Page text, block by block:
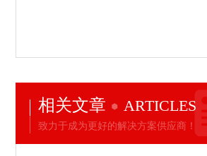
相关文章 ARTICLES
致力于成为更好的解决方案供应商！